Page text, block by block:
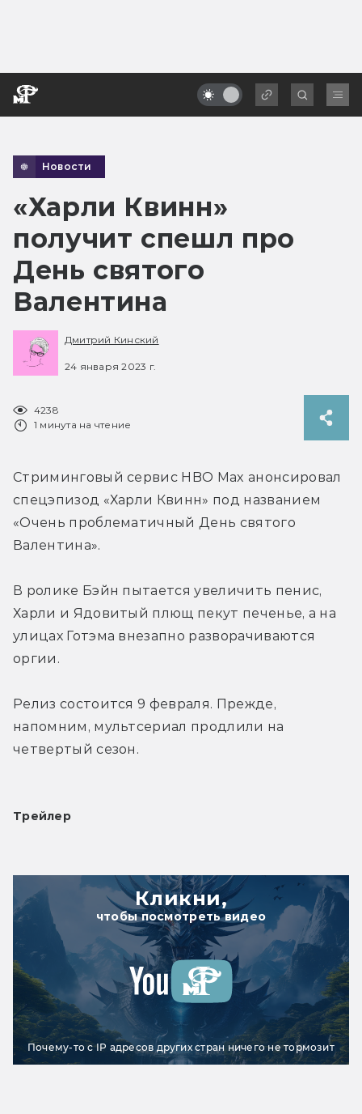
Новости
«Харли Квинн»
получит спешл про
День святого
Валентина
Дмитрий Кинский
24 января 2023 г.
4238
1 минута на чтение
Стриминговый сервис HBO Max анонсировал
спецэпизод «Харли Квинн» под названием
«Очень проблематичный День святого
Валентина».
В ролике Бэйн пытается увеличить пенис,
Харли и Ядовитый плющ пекут печенье, а на
улицах Готэма внезапно разворачиваются
оргии.
Релиз состоится 9 февраля. Прежде,
напомним, мультсериал продлили на
четвертый сезон.
Трейлер
Кликни,
чтобы посмотреть видео
Почему-то с IP адресов других стран ничего не тормозит